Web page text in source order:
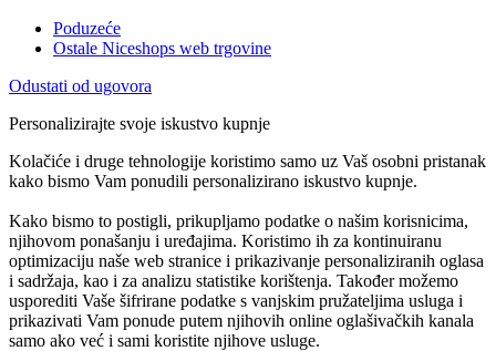
Poduzeće
Ostale Niceshops web trgovine
Odustati od ugovora
Personalizirajte svoje iskustvo kupnje
Kolačiće i druge tehnologije koristimo samo uz Vaš osobni pristanak
kako bismo Vam ponudili personalizirano iskustvo kupnje.
Kako bismo to postigli, prikupljamo podatke o našim korisnicima,
njihovom ponašanju i uređajima. Koristimo ih za kontinuiranu
optimizaciju naše web stranice i prikazivanje personaliziranih oglasa
i sadržaja, kao i za analizu statistike korištenja. Također možemo
usporediti Vaše šifrirane podatke s vanjskim pružateljima usluga i
prikazivati Vam ponude putem njihovih online oglašivačkih kanala
samo ako već i sami koristite njihove usluge.